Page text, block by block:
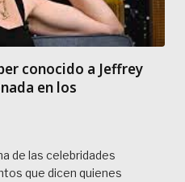
conocido a Jeffrey
en los
de las celebridades
que dicen quienes